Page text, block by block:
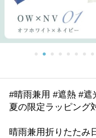
#晴雨兼用 #遮熱 #遮
夏の限定ラッピング
晴雨兼用折りたたみ